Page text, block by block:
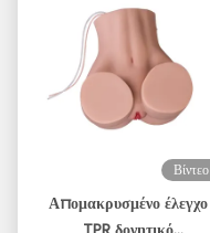
Βίντεο
Απομακρυσμένο έλεγχο